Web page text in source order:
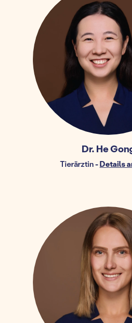
Dr. He
Tierärztin-Details